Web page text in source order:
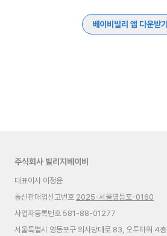
베이비빌리 앱 다운받기
주식회사 빌리지베이비
대표이사 이정윤
통신판매업신고번호 2025-서울영등포-0160
사업자등록번호 581-88-01277
서울특별시 영등포구 의사당대로 83, 오투타워 4층